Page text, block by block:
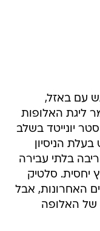
עם באזל,
ליגת האלופות
יונייטד בשלב
הניסיון
בלתי עבירה
יחסית. סלטיק
האחרונות, אבל
של האלופה